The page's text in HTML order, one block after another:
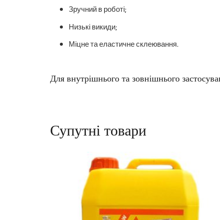
Зручний в роботі;
Низькі викиди;
Міцне та еластичне склеювання.
Для внутрішнього та зовнішнього
Супутні товари